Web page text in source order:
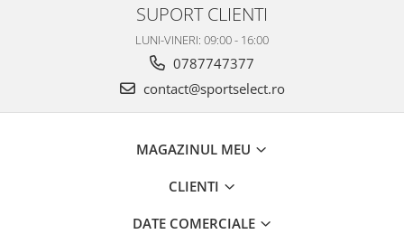
SUPORT CLIENTI
LUNI-VINERI: 09:00 - 16:00
0787747377
contact@sportselect.ro
MAGAZINUL MEU
CLIENTI
DATE COMERCIALE